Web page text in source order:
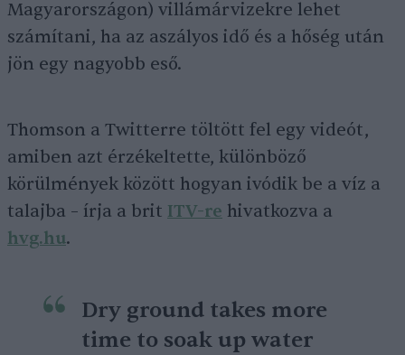
Magyarországon) villámárvizekre lehet
számítani, ha az aszályos idő és a hőség után
jön egy nagyobb eső.
Thomson a Twitterre töltött fel egy videót,
amiben azt érzékeltette, különböző
körülmények között hogyan ivódik be a víz a
talajba – írja a brit ITV-re hivatkozva a
hvg.hu.
Dry ground takes more
time to soak up water